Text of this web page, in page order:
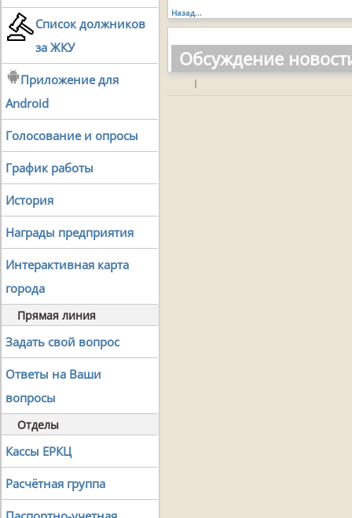
Список должников
за ЖКУ
Приложение для
Android
Голосование и опросы
График работы
История
Награды предприятия
Интерактивная карта
города
Прямая линия
Задать свой вопрос
Ответы на Ваши
вопросы
Отделы
Кассы ЕРКЦ
Расчётная группа
Назад...
Обсуждение
|